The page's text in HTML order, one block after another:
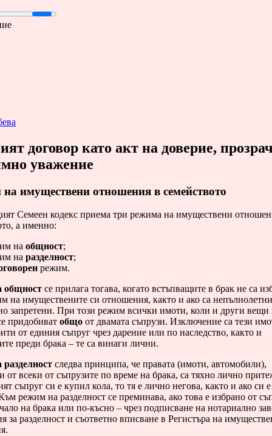
договор като акт на доверие,
уважение
имуществени отношения в семейството
Семеен кодекс приема три режима на имуществени
а именно:
на общност;
на разделност;
режим.
общност се прилага тогава, когато встъпващите в брак не са
на имуществените си отношения, както и ако са
запретени. При този режим всички имоти, коли и други вещи
придобиват общо от двамата съпрузи. Изключение са тези
от единия съпруг чрез дарение или по наследство, както и
преди брака – те са винаги лични.
следва принципа, че правата (имоти, автомобили),
от всеки от съпрузите по време на брака, са тяхно лично
съпруг си е купил кола, то тя е лично негова, както и ако си
режим на разделност се преминава, ако това е избрано от
на брака или по-късно – чрез подписване на нотариално
за разделност и съответно вписване в Регистъра на